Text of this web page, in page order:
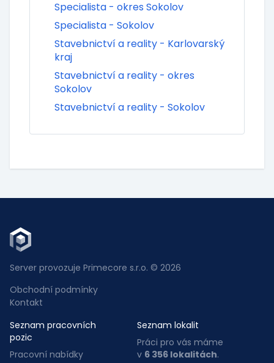
Specialista - okres Sokolov
Specialista - Sokolov
Stavebnictví a reality - Karlovarský
kraj
Stavebnictví a reality - okres
Sokolov
Stavebnictví a reality - Sokolov
Server provozuje Primecore s.r.o. © 2026
Obchodní podmínky
Kontakt
Seznam pracovních
pozic
Pracovní nabídky
Seznam lokalit
Práci pro vás máme
v 6 356 lokalitách.